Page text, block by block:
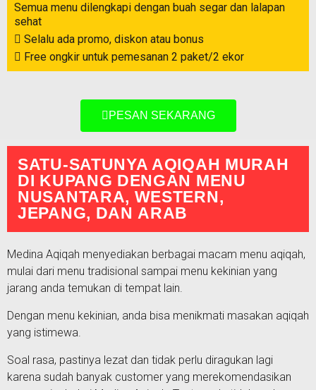
Semua menu dilengkapi dengan buah segar dan lalapan
sehat
Selalu ada promo, diskon atau bonus
Free ongkir untuk pemesanan 2 paket/2 ekor
PESAN SEKARANG
SATU-SATUNYA AQIQAH MURAH
DI KUPANG DENGAN MENU
NUSANTARA, WESTERN,
JEPANG, DAN ARAB
Medina Aqiqah menyediakan berbagai macam menu aqiqah,
mulai dari menu tradisional sampai menu kekinian yang
jarang anda temukan di tempat lain.
Dengan menu kekinian, anda bisa menikmati masakan aqiqah
yang istimewa.
Soal rasa, pastinya lezat dan tidak perlu diragukan lagi
karena sudah banyak customer yang merekomendasikan